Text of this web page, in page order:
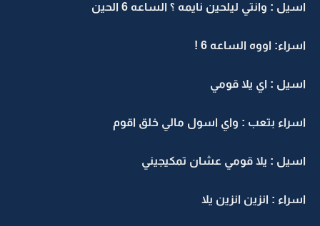
اسيل : وانتي ليلحين نايمه ؟ الساعه 6 الحين
اسراء: اووه الساعه 6 !
اسيل : اي يلا قومي
اسراء بتعب : واي اسول مالي خلق اقوم
اسيل : يلا قومي عشان تمكيجيني
اسراء : انزين انزين يلا